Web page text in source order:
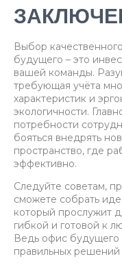
Выбор
будущего – это
вашей команды.
требующая учёта
характеристик и
экологичности.
потребности
бояться внедрять
пространство, где
эффективно.
Следуйте советам,
сможете собрать
который прослужит
гибкой и готовой к
Ведь офис будущего
правильных